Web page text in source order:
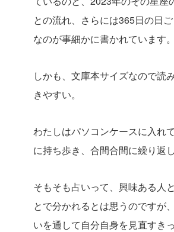
との流れ、さらには365日の日
なのが事細かに書かれています。
しかも、文庫本サイズなので読
きやすい。
わたしはパソコンケースに入れ
に持ち歩き、合間合間に繰り返
そもそも占いって、興味ある人
とで分かれるとは思うのですが
いを通して自分自身を見直すき